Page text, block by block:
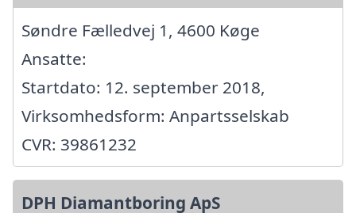
Søndre Fælledvej 1, 4600 Køge
Ansatte:
Startdato: 12. september 2018,
Virksomhedsform: Anpartsselskab
CVR: 39861232
DPH Diamantboring ApS